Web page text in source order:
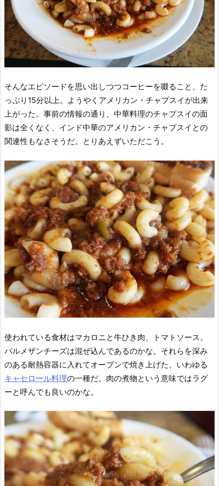
そんなエピソードを思い出しつつコーヒーを啜ること、た
っぷり15分以上。ようやくアメリカン・チャプスイが出来
上がった。事前の情報の通り、中華料理のチャプスイの面
影は全くなく、インド中華のアメリカン・チャプスイとの
関連性もなさそうだ。とりあえずいただこう。
使われている食材はマカロニと牛ひき肉、トマトソース。
パルメザンチーズは混ぜ込んであるのかな。それらを深み
のある耐熱容器に入れてオーブンで焼き上げた、いわゆる
キャセロール料理の一種だ。肉の煮物という意味ではラグ
ーと呼んでも良いのかな。